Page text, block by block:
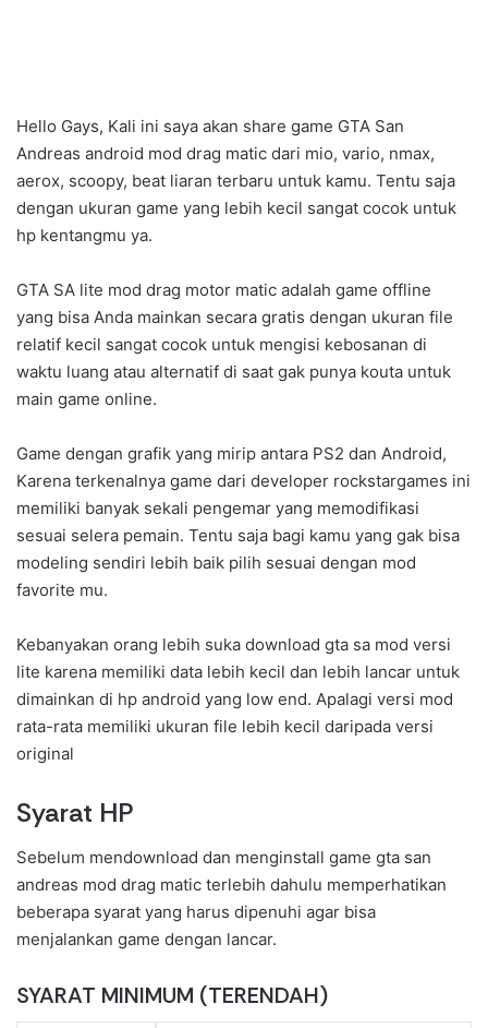
Hello Gays, Kali ini saya akan share game GTA San
Andreas android mod drag matic dari mio, vario, nmax,
aerox, scoopy, beat liaran terbaru untuk kamu. Tentu saja
dengan ukuran game yang lebih kecil sangat cocok untuk
hp kentangmu ya.
GTA SA lite mod drag motor matic adalah game offline
yang bisa Anda mainkan secara gratis dengan ukuran file
relatif kecil sangat cocok untuk mengisi kebosanan di
waktu luang atau alternatif di saat gak punya kouta untuk
main game online.
Game dengan grafik yang mirip antara PS2 dan Android,
Karena terkenalnya game dari developer rockstargames ini
memiliki banyak sekali pengemar yang memodifikasi
sesuai selera pemain. Tentu saja bagi kamu yang gak bisa
modeling sendiri lebih baik pilih sesuai dengan mod
favorite mu.
Kebanyakan orang lebih suka download gta sa mod versi
lite karena memiliki data lebih kecil dan lebih lancar untuk
dimainkan di hp android yang low end. Apalagi versi mod
rata-rata memiliki ukuran file lebih kecil daripada versi
original
Syarat HP
Sebelum mendownload dan menginstall game gta san
andreas mod drag matic terlebih dahulu memperhatikan
beberapa syarat yang harus dipenuhi agar bisa
menjalankan game dengan lancar.
SYARAT MINIMUM (TERENDAH)